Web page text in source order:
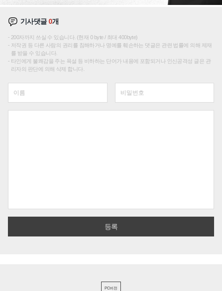
기사댓글0개
200자까지 쓰실 수 있습니다. (현재 0 byte / 최대 400byte)
저작권 등 다른 사람의 권리를 침해하거나 명예를 훼손하는 댓글은 관련 법률에 의해 제재
를 받을 수 있습니다.
타인에게 불쾌감을 주는 욕설 등 비하하는 단어가 내용에 포함되거나 인신공격성 글은 관
리자의 판단에 의해 삭제 합니다.
PC버전